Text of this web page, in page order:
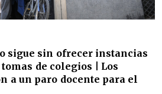
sigue sin ofrecer instancias
de colegios | Los
a un paro docente para el